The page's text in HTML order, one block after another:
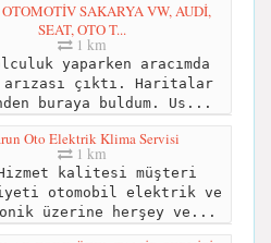
SAKARYA VW, AUDİ,
SEAT, OTO T...
1 km
yaparken aracımda
arızası çıktı. Haritalar
buraya buldum. Us...
Oto Elektrik Klima Servisi
1 km
kalitesi müşteri
otomobil elektrik ve
üzerine herşey ve...